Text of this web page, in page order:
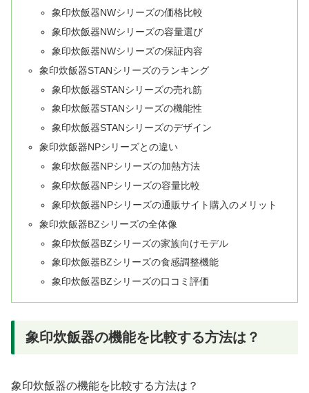
象印炊飯器NWシリーズの価格比較
象印炊飯器NWシリーズの容量選び
象印炊飯器NWシリーズの保証内容
象印炊飯器STANシリーズのランキング
象印炊飯器STANシリーズの売れ筋
象印炊飯器STANシリーズの機能性
象印炊飯器STANシリーズのデザイン
象印炊飯器NPシリーズとの違い
象印炊飯器NPシリーズの加熱方法
象印炊飯器NPシリーズの容量比較
象印炊飯器NPシリーズの通販サイト購入のメリット
象印炊飯器BZシリーズの全体像
象印炊飯器BZシリーズの家族向けモデル
象印炊飯器BZシリーズの食感調整機能
象印炊飯器BZシリーズの口コミ評価
象印炊飯器の機能を比較する方法は？
象印炊飯器の機能を比較する方法は？